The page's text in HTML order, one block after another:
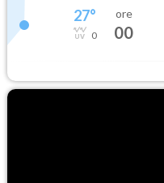
27°
0
ore
00